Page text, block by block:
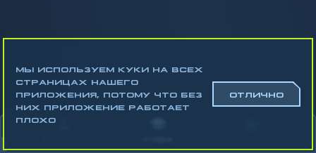
Математика
Геометрия
МЫ ИСПОЛЬЗУЕМ КУКИ НА ВСЕХ
СТРАНИЦАХ НАШЕГО
ПРИЛОЖЕНИЯ, ПОТОМУ ЧТО БЕЗ
НИХ ПРИЛОЖЕНИЕ РАБОТАЕТ
ПЛОХО
ОТЛИЧНО